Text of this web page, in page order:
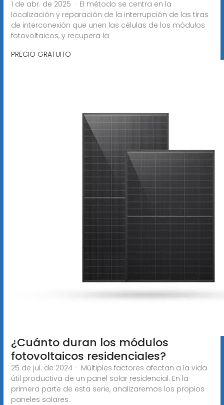
1 de abr. de 2025 · El método se centra en la
localización y reparación de la interrupción de las tiras
de interconexión que unen las células de los módulos
fotovoltaicos, y recupera la
PRECIO GRATUITO
¿Cuánto duran los módulos
fotovoltaicos residenciales?
25 de jul. de 2024 · Múltiples factores afectan a la vida
útil productiva de un panel solar residencial. En la
primera parte de esta serie, analizaremos los propios
paneles solares.